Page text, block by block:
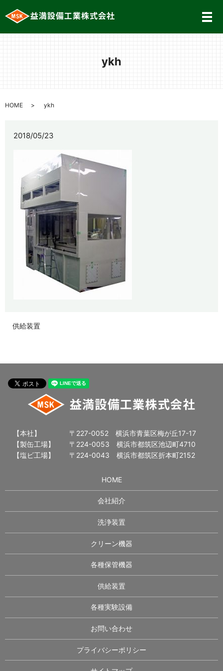
メ
ykh
HOME ykh
2018/05/23
供給装置
【本社】
〒227-0052 横浜市青葉区梅が丘17-17
【製缶工場】
〒224-0053 横浜市都筑区池辺町4710
【塩ビ工場】
〒224-0043 横浜市都筑区折本町2152
HOME
会社紹介
洗浄装置
クリーン機器
各種保管機器
供給装置
各種実験設備
お問い合わせ
プライバシーポリシー